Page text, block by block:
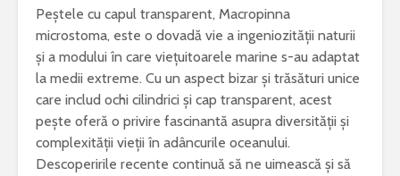
Peștele cu capul transparent, Macropinna
microstoma, este o dovadă vie a ingeniozității naturii
și a modului în care viețuitoarele marine s-au adaptat
la medii extreme. Cu un aspect bizar și trăsături unice
care includ ochi cilindrici și cap transparent, acest
pește oferă o privire fascinantă asupra diversității și
complexității vieții în adâncurile oceanului.
Descoperirile recente continuă să ne uimească și să